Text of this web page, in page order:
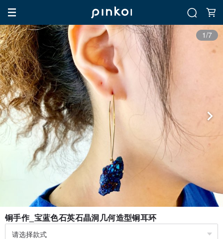
1/7
铜手作_宝蓝色石英石晶洞几何造型铜耳环